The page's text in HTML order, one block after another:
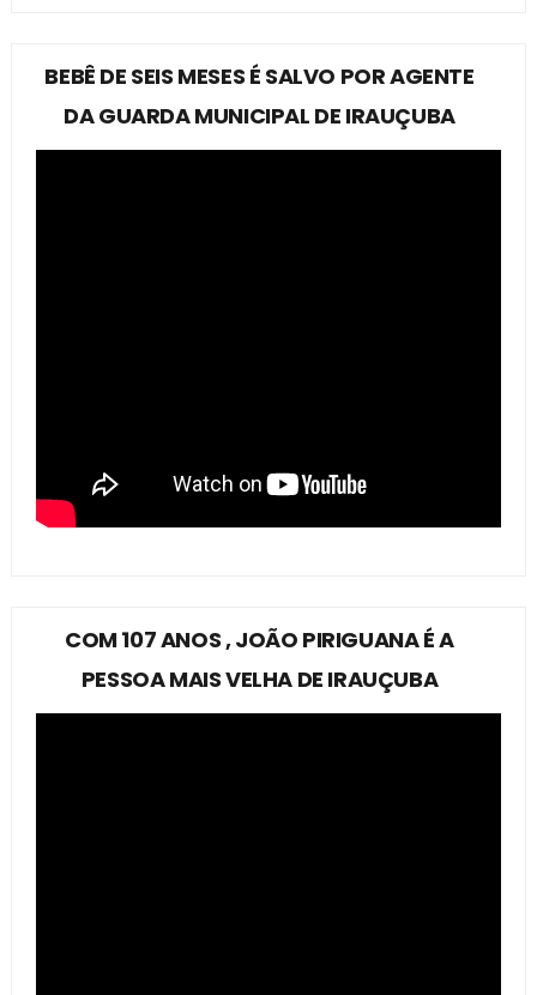
BEBÊ DE SEIS MESES É SALVO POR AGENTE
DA GUARDA MUNICIPAL DE IRAUÇUBA
COM 107 ANOS , JOÃO PIRIGUANA É A
PESSOA MAIS VELHA DE IRAUÇUBA